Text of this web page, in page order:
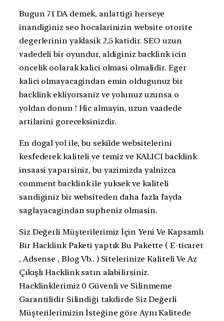
Bugun 71 DA demek, anlattigi herseye
inandiginiz seo hocalarinizin website otorite
degerlerinin yaklasik 2,5 katidir. SEO uzun
vadedeli bir oyundur, aldiginiz backlink icin
oncelik oolarak kalici olmasi olmalidir. Eger
kalici olmayacagindan emin oldugunuz bir
backlink ekliyorsaniz ve yolunuz uzunsa o
yoldan donun ! Hic almayin, uzun vaadede
artilarini goreceksinizdir.
En dogal yol ile, bu sekilde websitelerini
kesfederek kaliteli ve temiz ve KALICI backlink
insaasi yaparsiniz, bu yazimizda yalnizca
comment backlink ile yuksek ve kaliteli
sandiginiz bir websiteden daha fazla fayda
saglayacagindan supheniz olmasin.
Siz Değerli Müşterilerimiz İçin Yeni Ve Kapsamlı
Bir Hacklink Paketi yaptık Bu Pakette ( E-ticaret
, Adsense , Blog Vb.. ) Sitelerinize Kaliteli Ve Az
Çıkışlı Hacklink satın alabilirsiniz.
Hacklinklerimiz 0 Güvenli ve Silinmeme
Garantilidir Silindiği takdirde Siz Değerli
Müşterilerimizin İsteğine göre Aynı Kalitede